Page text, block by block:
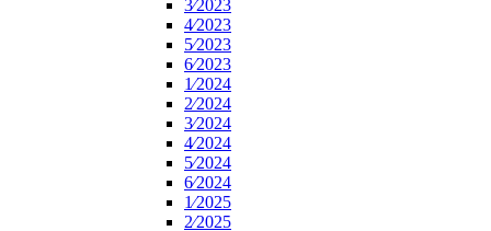
3⁄2023
4⁄2023
5⁄2023
6⁄2023
1⁄2024
2⁄2024
3⁄2024
4⁄2024
5⁄2024
6⁄2024
1⁄2025
2⁄2025